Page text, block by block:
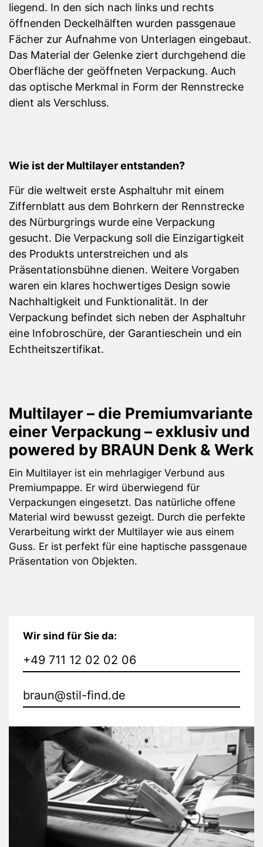
liegend. In den sich nach links und rechts
öffnenden Deckelhälften wurden passgenaue
Fächer zur Aufnahme von Unterlagen eingebaut.
Das Material der Gelenke ziert durchgehend die
Oberfläche der geöffneten Verpackung. Auch
das optische Merkmal in Form der Rennstrecke
dient als Verschluss.
Wie ist der Multilayer entstanden?
Für die weltweit erste Asphaltuhr mit einem
Ziffernblatt aus dem Bohrkern der Rennstrecke
des Nürburgrings wurde eine Verpackung
gesucht. Die Verpackung soll die Einzigartigkeit
des Produkts unterstreichen und als
Präsentationsbühne dienen. Weitere Vorgaben
waren ein klares hochwertiges Design sowie
Nachhaltigkeit und Funktionalität. In der
Verpackung befindet sich neben der Asphaltuhr
eine Infobroschüre, der Garantieschein und ein
Echtheitszertifikat.
Multilayer – die Premium­variante
einer Verpackung – exklusiv und
powered by BRAUN Denk & Werk
Ein Multilayer ist ein mehrlagiger Verbund aus
Premiumpappe. Er wird überwiegend für
Verpackungen eingesetzt. Das natürliche offene
Material wird bewusst gezeigt. Durch die perfekte
Verarbeitung wirkt der Multilayer wie aus einem
Guss. Er ist perfekt für eine haptische passgenaue
Präsentation von Objekten.
Wir sind für Sie da:
+49 711 12 02 02 06
braun@stil-find.de